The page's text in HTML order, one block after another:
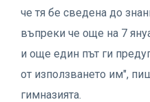
че тя бе сведена до
въпреки че още на 7
и още един път ги
от използването им",
гимназията.